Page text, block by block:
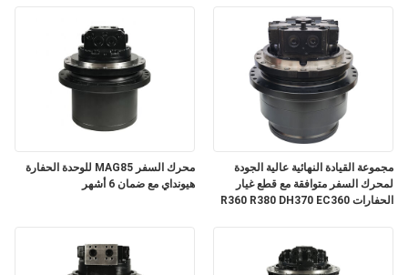
محرك السفر MAG85 للوحدة الحفارة
هيونداي مع ضمان 6 أشهر
مجموعة القيادة النهائية عالية الجودة
لمحرك السفر متوافقة مع قطع غيار
الحفارات R360 R380 DH370 EC360